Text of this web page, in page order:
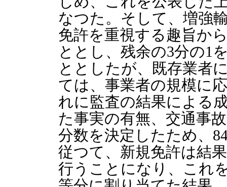
なつた。そして、増強
免許を重視する趣旨か
ととし、残余の3分の1
ととしたが、既存業者
ては、事業者の規模に
れに監査の結果による
た事実の有無、交通事
分数を決定したため、
従つて、新規免許は結
行うことになり、これ